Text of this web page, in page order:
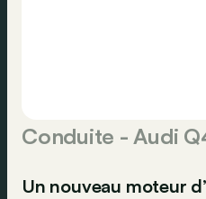
Conduite - Audi
Un nouveau moteur